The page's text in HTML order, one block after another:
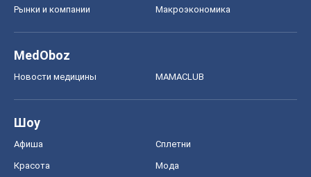
Рынки и компании Mакроэкономика
MedOboz
Новости медицины MAMACLUB
Шоу
Афиша Сплетни
Красота Мода